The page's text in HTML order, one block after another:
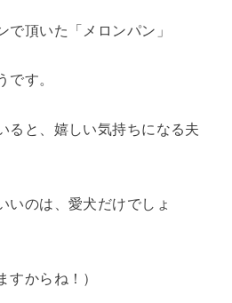
で頂いた「メロンパン」
です。
ると、嬉しい気持ちになる夫
いのは、愛犬だけでしょ
すからね！）